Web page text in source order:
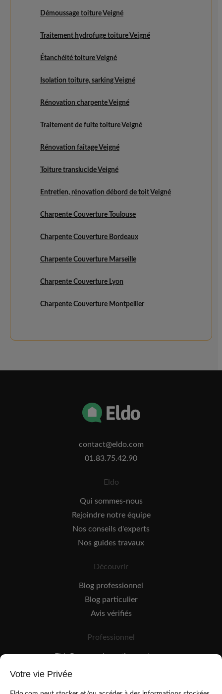
Démoussage toiture Veigné
Traitement hydrofuge toiture Veigné
Étanchéité toiture Veigné
Isolation toiture, sarking Veigné
Rénovation charpente Veigné
Traitement de fuite toiture Veigné
Rénovation faîtage Veigné
Toiture translucide Veigné
Entretien, rénovation débord de toit Veigné
Charpente Couverture Toulouse
Charpente Couverture Bordeaux
Charpente Couverture Marseille
Charpente Couverture Lyon
Charpente Couverture Montpellier
contact@eldo.com
01.83.75.42.90
Eldo
Qui sommes-nous
Rejoindre notre équipe
Nos conseils d'experts
Nos guides travaux
Découvrir
Blog professionnel
Blog particulier
Avis vérifiés
Professionnel
EldoPro pour les artisans et pros
EldoNetwork pour les réseaux, marques et industriels
Votre vie Privée